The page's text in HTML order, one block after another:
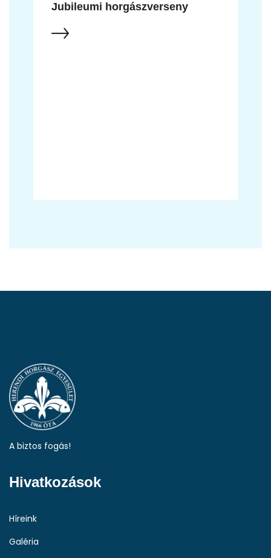
Jubileumi horgászverseny
A biztos fogás!
Hivatkozások
Híreink
Galéria